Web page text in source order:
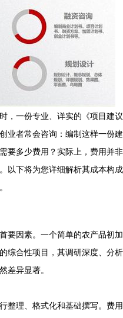
，一份专业、详实的《项目建议
业者常会咨询：编制这样一份建
要多少费用？实际上，费用并非
以下将为您详细解析其成本构成
要因素。一个简单的农产品初加
综合性项目，其调研深度、分析
差异显著。
整理、格式化和基础撰写。费用